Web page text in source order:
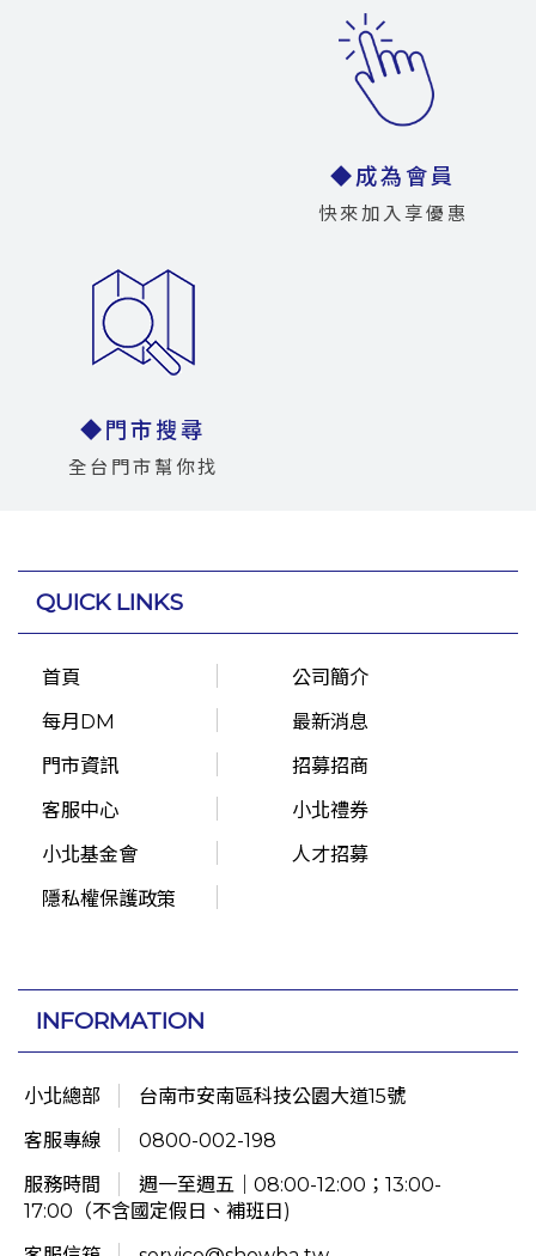
◆成為會員
快來加入享優惠
◆門市搜尋
全台門市幫你找
QUICK LINKS
首頁
公司簡介
每月DM
最新消息
門市資訊
招募招商
客服中心
小北禮券
小北基金會
人才招募
隱私權保護政策
INFORMATION
小北總部
台南市安南區科技公園大道15號
客服專線
0800-002-198
服務時間
週一至週五｜08:00-12:00；13:00-
17:00（不含國定假日、補班日)